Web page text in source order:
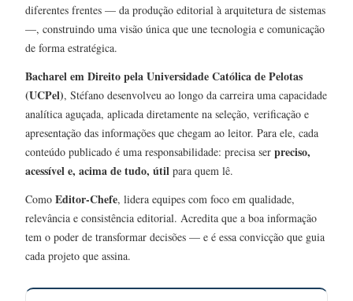
diferentes frentes — da produção editorial à arquitetura de sistemas
—, construindo uma visão única que une tecnologia e comunicação
de forma estratégica.
Bacharel em Direito pela Universidade Católica de Pelotas
(UCPel), Stéfano desenvolveu ao longo da carreira uma capacidade
analítica aguçada, aplicada diretamente na seleção, verificação e
apresentação das informações que chegam ao leitor. Para ele, cada
conteúdo publicado é uma responsabilidade: precisa ser preciso,
acessível e, acima de tudo, útil para quem lê.
Como Editor-Chefe, lidera equipes com foco em qualidade,
relevância e consistência editorial. Acredita que a boa informação
tem o poder de transformar decisões — e é essa convicção que guia
cada projeto que assina.